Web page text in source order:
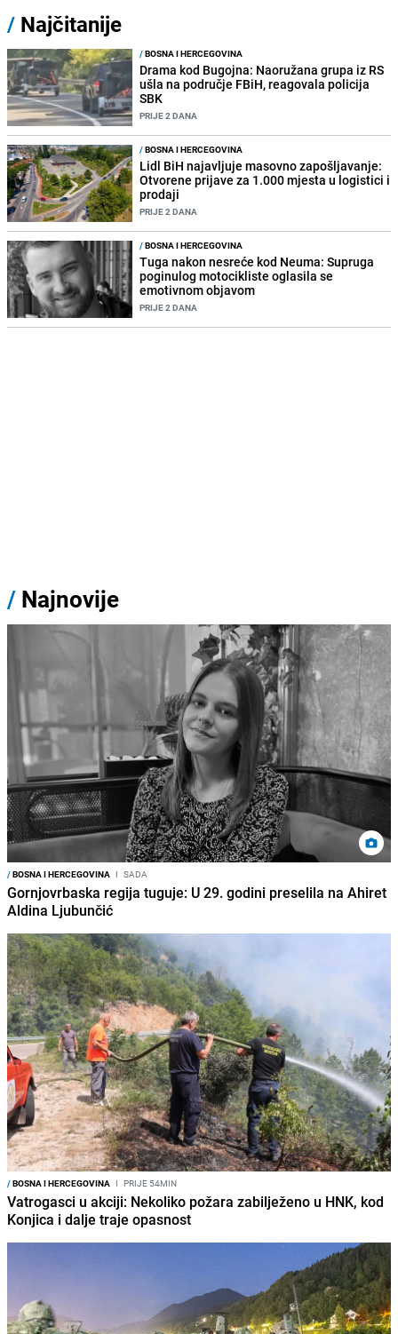
/ Najčitanije
/BOSNA I HERCEGOVINA
Drama kod Bugojna: Naoružana grupa iz RS
ušla na područje FBiH, reagovala policija
SBK
PRIJE 2 DANA
/BOSNA I HERCEGOVINA
Lidl BiH najavljuje masovno zapošljavanje:
Otvorene prijave za 1.000 mjesta u logistici i
prodaji
PRIJE 2 DANA
/BOSNA I HERCEGOVINA
Tuga nakon nesreće kod Neuma: Supruga
poginulog motocikliste oglasila se
emotivnom objavom
PRIJE 2 DANA
/ Najnovije
/BOSNA I HERCEGOVINA I SADA
Gornjovrbaska regija tuguje: U 29. godini preselila na Ahiret
Aldina Ljubunčić
/BOSNA I HERCEGOVINA I PRIJE 54MIN
Vatrogasci u akciji: Nekoliko požara zabilježeno u HNK, kod
Konjica i dalje traje opasnost